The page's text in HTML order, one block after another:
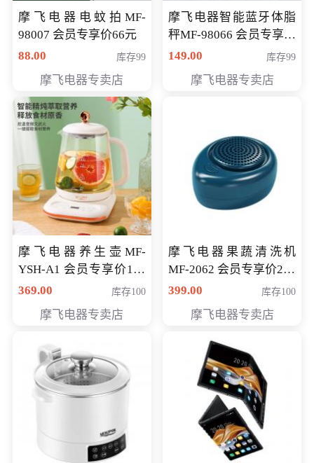
摩飞电器电蚊拍MF-
98007 会员专享价66元
88.00
库存99
摩飞电器专卖店
摩飞电器智能蓝牙体脂
秤MF-98066 会员专享价
98元
149.00 库存99
摩飞电器专卖店
摩飞电器养生壶MF-
YSH-A1 会员专享价198
元
369.00 库存100
摩飞电器专卖店
摩飞电器果蔬清洗机
MF-2062 会员专享价268
元
399.00 库存100
摩飞电器专卖店